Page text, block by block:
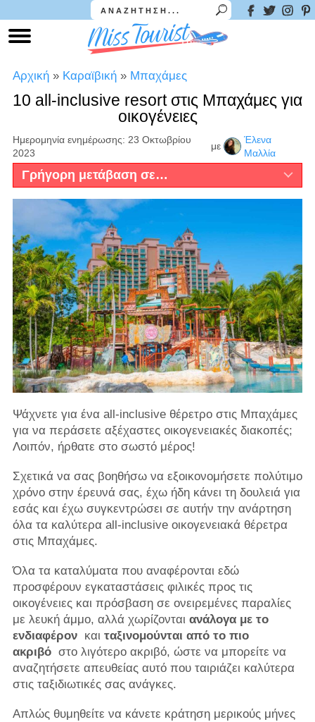
Αρχική » Καραϊβική » Μπαχάμες
10 all-inclusive resort στις Μπαχάμες για
οικογένειες
Ημερομηνία ενημέρωσης: 23 Οκτωβρίου
2023
με
Έλενα
Μαλλία
Γρήγορη μετάβαση σε…
Ψάχνετε για ένα all-inclusive θέρετρο στις Μπαχάμες
για να περάσετε αξέχαστες οικογενειακές διακοπές;
Λοιπόν, ήρθατε στο σωστό μέρος!
Σχετικά να σας βοηθήσω να εξοικονομήσετε πολύτιμο
χρόνο στην έρευνά σας, έχω ήδη κάνει τη δουλειά για
εσάς και έχω συγκεντρώσει σε αυτήν την ανάρτηση
όλα τα καλύτερα all-inclusive οικογενειακά θέρετρα
στις Μπαχάμες.
Όλα τα καταλύματα που αναφέρονται εδώ
προσφέρουν εγκαταστάσεις φιλικές προς τις
οικογένειες και πρόσβαση σε ονειρεμένες παραλίες
με λευκή άμμο, αλλά χωρίζονται ανάλογα με το
ενδιαφέρονκαι ταξινομούνται από το πιο
ακριβόστο λιγότερο ακριβό, ώστε να μπορείτε να
αναζητήσετε απευθείας αυτό που ταιριάζει καλύτερα
στις ταξιδιωτικές σας ανάγκες.
Απλώς θυμηθείτε να κάνετε κράτηση μερικούς μήνες